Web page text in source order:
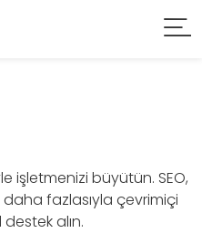
işletmenizi büyütün. SEO,
daha fazlasıyla çevrimiçi
destek alın.